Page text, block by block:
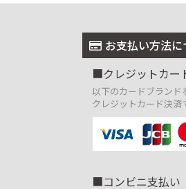
お支払い方法に
クレジットカー
以下のカードブランド
クレジットカード決済
コンビニ支払い